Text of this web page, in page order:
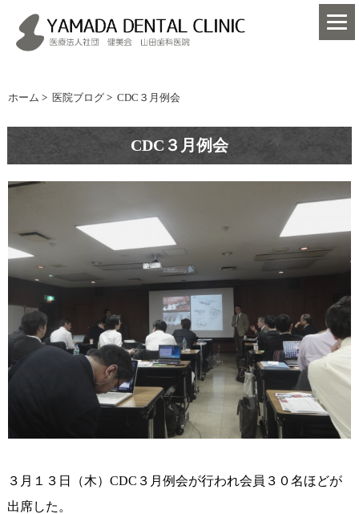
ホーム > 医院ブログ > CDC３月例会
CDC３月例会
３月１３日（木）CDC３月例会が行われ会員３０名ほどが
出席した。